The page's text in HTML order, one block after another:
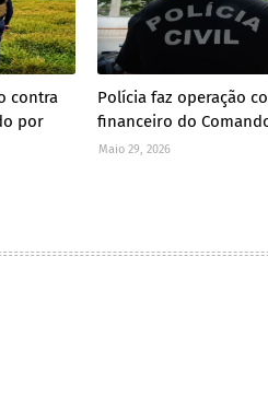
contra
por
Polícia faz operação
financeiro do
Maio 29, 2026